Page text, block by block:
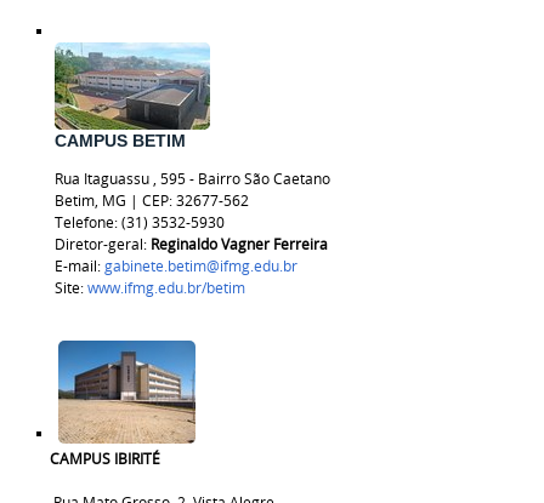
CAMPUS BETIM
Rua Itaguassu, 595 - Bairro São Caetano
Betim, MG | CEP:32677-562
Telefone: (31) 3532-5930
Diretor-geral: Reginaldo Vagner Ferreira
E-mail:gabinete.betim@ifmg.edu.br
Site:www.ifmg.edu.br/betim
CAMPUS IBIRITÉ